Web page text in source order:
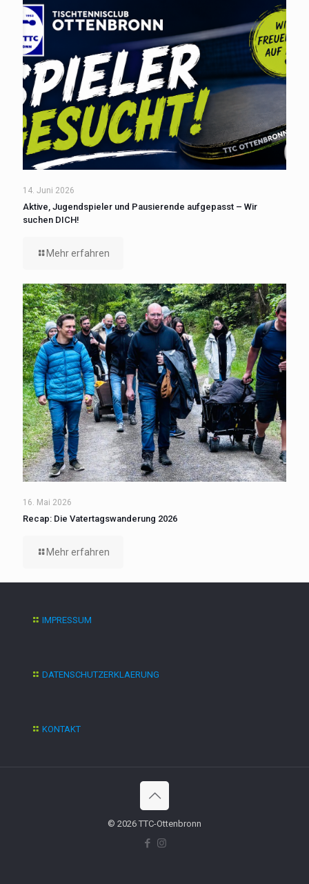
14. Juni 2026
Aktive, Jugendspieler und Pausierende aufgepasst – Wir
suchen DICH!
Mehr erfahren
16. Mai 2026
Recap: Die Vatertagswanderung 2026
Mehr erfahren
IMPRESSUM
DATENSCHUTZERKLAERUNG
KONTAKT
© 2026 TTC-Ottenbronn